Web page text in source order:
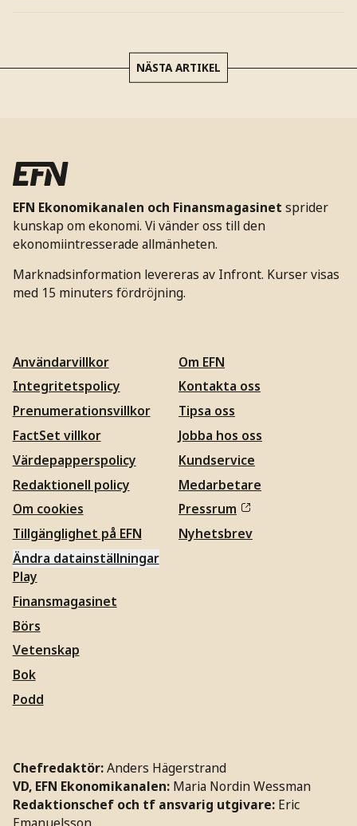
NÄSTA ARTIKEL
EFN Ekonomikanalen och Finansmagasinet sprider
kunskap om ekonomi. Vi vänder oss till den
ekonomiintresserade allmänheten.
Marknadsinformation levereras av Infront. Kurser visas
med 15 minuters fördröjning.
Användarvillkor
Integritetspolicy
Prenumerationsvillkor
FactSet villkor
Värdepapperspolicy
Redaktionell policy
Om cookies
Tillgänglighet på EFN
Ändra datainställningar
Om EFN
Kontakta oss
Tipsa oss
Jobba hos oss
Kundservice
Medarbetare
Pressrum
Nyhetsbrev
Play
Finansmagasinet
Börs
Vetenskap
Bok
Podd
Chefredaktör:Anders Hägerstrand
VD, EFN Ekonomikanalen: Maria Nordin Wessman
Redaktionschef och tf ansvarig utgivare: Eric